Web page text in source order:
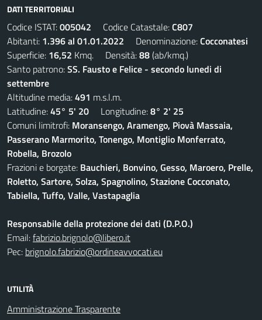
DATI TERRITORIALI
Codice ISTAT:005042 Codice Catastale:C807
Abitanti: 1.396 al 01.01.2022 Denominazione:Cocconatesi
Superficie: 16,52 Kmq. Densità:88(ab/kmq.)
Santo patrono:SS. Fausto e Felice - secondo lunedi di
settembre
Altitudine media:491 m.s.l.m.
Latitudine:45° 5' 20 Longitudine:8° 2' 25
Comuni limitrofi: Moransengo, Aramengo, Piovà Massaia,
Passerano Marmorito, Tonengo, Montiglio Monferrato,
Robella, Brozolo
Frazioni e borgate: Bauchieri, Bonvino, Gesso, Maroero, Prelle,
Roletto, Sartore, Solza, Spagnolino, Stazione Cocconato,
Tabiella, Tuffo, Valle, Vastapaglia
Responsabile della protezione dei dati (D.P.O.)
Email:fabrizio.brignolo@libero.it
Pec: brignolo.fabrizio@ordineavvocati.eu
UTILITÀ
Amministrazione Trasparente